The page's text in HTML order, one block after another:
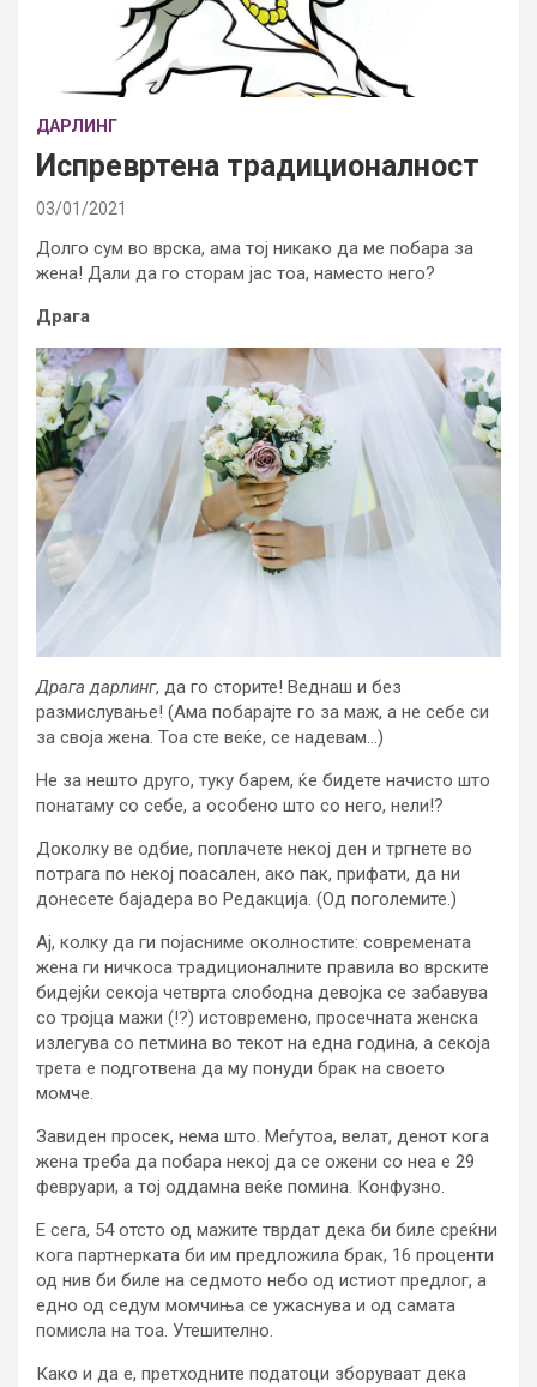
ДАРЛИНГ
Испревртена традиционалност
03/01/2021
Долго сум во врска, ама тој никако да ме побара за
жена! Дали да го сторам јас тоа, наместо него?
Драга
Драга дарлинг, да го сторите! Веднаш и без
размислување! (Ама побарајте го за маж, а не себе си
за своја жена. Тоа сте веќе, се надевам…)
Не за нешто друго, туку барем, ќе бидете начисто што
понатаму со себе, а особено што со него, нели!?
Доколку ве одбие, поплачете некој ден и тргнете во
потрага по некој поасален, ако пак, прифати, да ни
донесете бајадера во Редакција. (Од поголемите.)
Ај, колку да ги појасниме околностите: современата
жена ги ничкоса традиционалните правила во врските
бидејќи секоја четврта слободна девојка се забавува
со тројца мажи (!?) истовремено, просечната женска
излегува со петмина во текот на една година, а секоја
трета е подготвена да му понуди брак на своето
момче.
Завиден просек, нема што. Меѓутоа, велат, денот кога
жена треба да побара некој да се ожени со неа е 29
февруари, а тој оддамна веќе помина. Конфузно.
Е сега, 54 отсто од мажите тврдат дека би биле среќни
кога партнерката би им предложила брак, 16 проценти
од нив би биле на седмото небо од истиот предлог, а
едно од седум момчиња се ужаснува и од самата
помисла на тоа. Утешително.
Како и да е, претходните податоци зборуваат дека